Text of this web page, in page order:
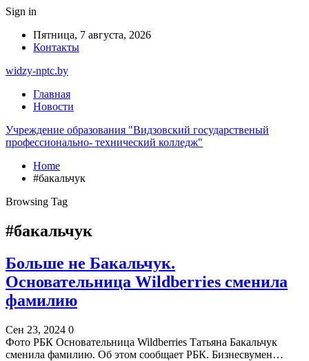
Sign in
Пятница, 7 августа, 2026
Контакты
widzy-nptc.by
Главная
Новости
Учреждение образования "Видзовский государственый
профессионально- технический колледж"
Home
#бакальчук
Browsing Tag
#бакальчук
Больше не Бакальчук.
Основательница Wildberries сменила
фамилию
Сен 23, 2024 0
Фото РБК Основательница Wildberries Татьяна Бакальчук
сменила фамилию. Об этом сообщает РБК. Бизнесвумен…